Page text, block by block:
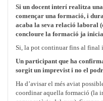
Si un docent interí realitza
començar una formació, i
acaba la seva relació laboral
concloure la formació ja
Si, la pot continuar fins al final
Un participant que ha
sorgit un imprevist i no el
Ha d’avisar el més aviat
coordinar aquella formació (la